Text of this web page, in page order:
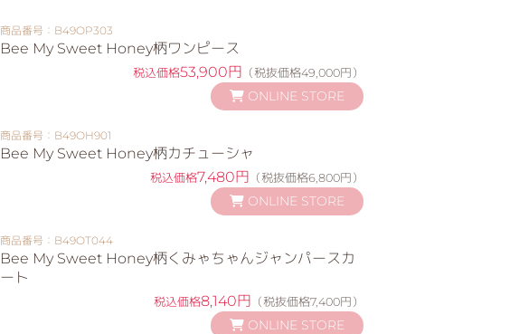
商品番号：B49OP303
Bee My Sweet Honey柄ワンピース
税込価格53,900円 （税抜価格49,000円）
ONLINE STORE
商品番号：B49OH901
Bee My Sweet Honey柄カチューシャ
税込価格7,480円 （税抜価格6,800円）
ONLINE STORE
商品番号：B49OT044
Bee My Sweet Honey柄くみゃちゃんジャンパースカ
ート
税込価格8,140円 （税抜価格7,400円）
ONLINE STORE